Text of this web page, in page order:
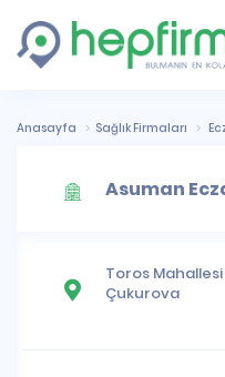
Anasayfa Sağlık Firmaları
Asuman
Toros Mahallesi
Çukurova